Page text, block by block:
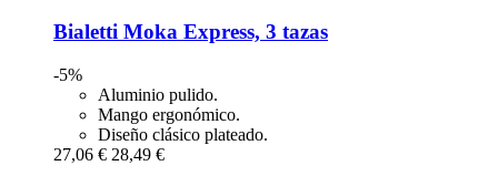
Bialetti Moka Express, 3 tazas
-5%
Aluminio pulido.
Mango ergonómico.
Diseño clásico plateado.
27,06 € 28,49 €